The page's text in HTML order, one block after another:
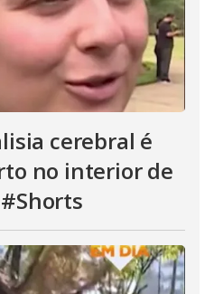
cerebral é
no interior de